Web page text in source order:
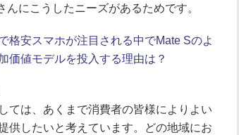
にこうしたニーズがあるためです。
安スマホが注目される中でMate Sのよ
価値モデルを投入する理由は？
ては、あくまで消費者の皆様によりよい
供したいと考えています。どの地域にお